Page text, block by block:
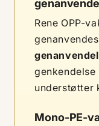
Rene OPP-
understøtter
Mono-PE-